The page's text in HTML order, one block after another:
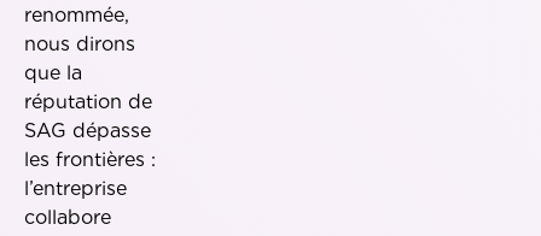
renommée,
nous dirons
que la
réputation de
SAG dépasse
les frontières :
l’entreprise
collabore